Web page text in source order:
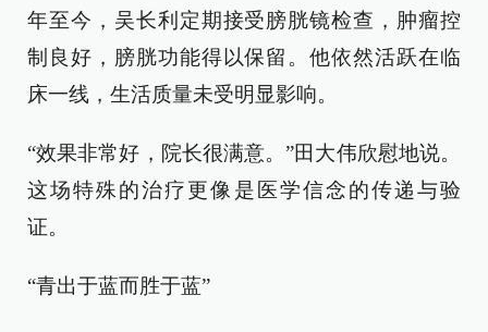
年至今，吴长利定期接受膀胱镜检查，肿瘤控
制良好，膀胱功能得以保留。他依然活跃在临
床一线，生活质量未受明显影响。
“效果非常好，院长很满意。”田大伟欣慰地说。
这场特殊的治疗更像是医学信念的传递与验
证。
“青出于蓝而胜于蓝”